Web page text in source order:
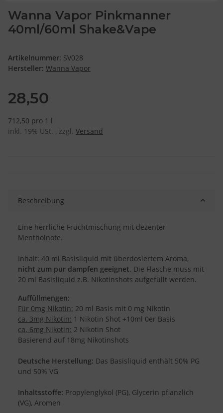
Wanna Vapor Pinkmanner
40ml/60ml Shake&Vape
Artikelnummer: SV028
Hersteller: Wanna Vapor
28,50
712,50 pro 1 l
inkl. 19% USt. , zzgl. Versand
Beschreibung
Eine herrliche Fruchtmischung mit dezenter
Mentholnote.
Inhalt: 40 ml Basisliquid mit überdosiertem Aroma,
nicht zum pur dampfen geeignet. Die Flasche muss mit
20 ml Basisliquid z.B. Nikotinshots aufgefüllt werden.
Auffüllmengen:
Für 0mg Nikotin: 20 ml Basis mit 0 mg Nikotin
ca. 3mg Nikotin: 1 Nikotin Shot +10ml 0er Basis
ca. 6mg Nikotin: 2 Nikotin Shot
Basierend auf 18mg Nikotinshots
Deutsche Herstellung: Das Basisliquid enthält 50% PG
und 50% VG
Inhaltsstoffe: Propylenglykol (PG), Glycerin pflanzlich
(VG), Aromen